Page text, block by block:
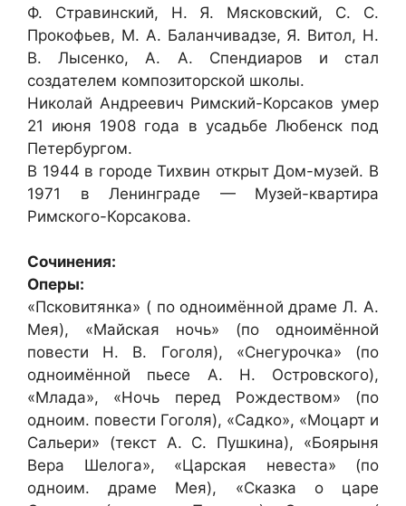
Ф. Стравинский, Н. Я. Мясковский, С. С.
Прокофьев, М. А. Баланчивадзе, Я. Витол, Н.
В. Лысенко, А. А. Спендиаров и стал
создателем композиторской школы.
Николай Андреевич Римский-Корсаков умер
21 июня 1908 года в усадьбе Любенск под
Петербургом.
В 1944 в городе Тихвин открыт Дом-музей. В
1971 в Ленинграде — Музей-квартира
Римского-Корсакова.
Сочинения:
Оперы:
«Псковитянка» ( по одноимённой драме Л. А.
Мея), «Майская ночь» (по одноимённой
повести Н. В. Гоголя), «Снегурочка» (по
одноимённой пьесе А. Н. Островского),
«Млада», «Ночь перед Рождеством» (по
одноим. повести Гоголя), «Садко», «Моцарт и
Сальери» (текст А. С. Пушкина), «Боярыня
Вера Шелога», «Царская невеста» (по
одноим. драме Мея), «Сказка о царе